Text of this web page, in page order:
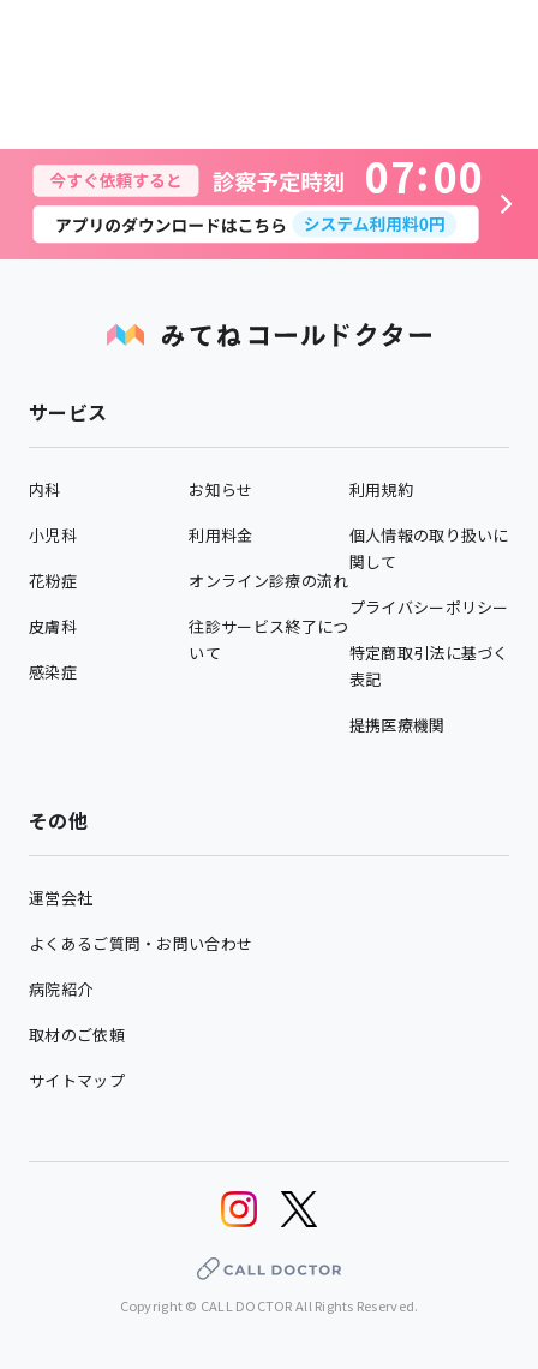
07 00
サービス
内科
小児科
花粉症
皮膚科
感染症
お知らせ
利用料金
オンライン診療の流れ
往診サービス終了につ
いて
利用規約
個人情報の取り扱いに
関して
プライバシーポリシー
特定商取引法に基づく
表記
提携医療機関
その他
運営会社
よくあるご質問・お問い合わせ
病院紹介
取材のご依頼
サイトマップ
Copyright © CALL DOCTOR All Rights Reserved.